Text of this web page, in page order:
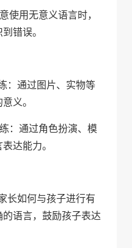
使用无意义语言时，
错误。
：通过图片、实物等
义。
：通过角色扮演、模
达能力。
长如何与孩子进行有
语言，鼓励孩子表达